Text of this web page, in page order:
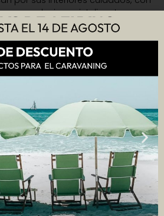
y soluciones inteligentes para
espacio. Este paso nos coloca
para satisfacer a un
exigente y diverso, que valora
el confort.
donde nuestro equipo estará
las novedades y asesorar en la
ideal.
está más vivo que nunca, y
para acompañarte en cada